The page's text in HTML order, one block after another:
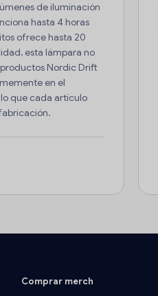
de iluminación
hasta 4 horas
ofrece hasta 20
esta lámpara no
Nordic Drift
en el
que cada artículo
Comprar merch